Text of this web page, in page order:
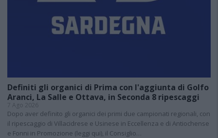
Definiti gli organici di Prima con l'aggiunta di Golfo
Aranci, La Salle e Ottava, in Seconda 8 ripescaggi
7 Ago 2026
Dopo aver definito gli organici dei primi due campionati regionali, con
il ripescaggio di Villacidrese e Usinese in Eccellenza e di Antiochense
e Fonni in Promozione (leggi qui), il Consiglio…